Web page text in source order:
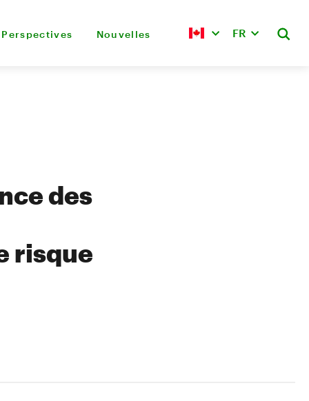
Perspectives Nouvelles FR
des
risque